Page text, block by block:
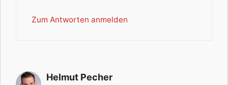
Zum Antworten anmelden
Helmut Pecher